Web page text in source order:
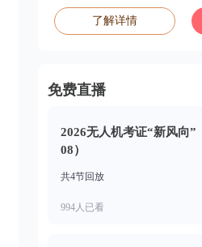
了解详情
免费直播
2026无人机考证“新风向”
08）
共4节回放
994人已看